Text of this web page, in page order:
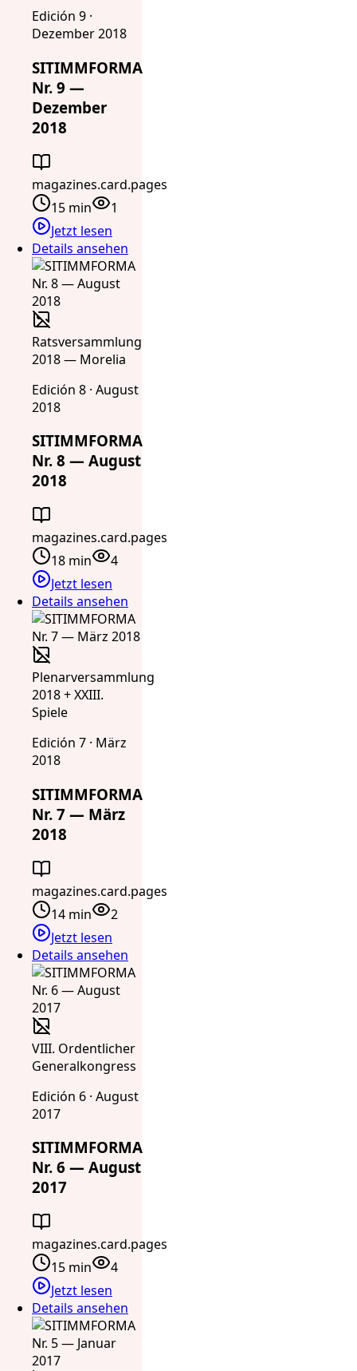
Edición 9 ·
Dezember 2018
SITIMMFORMA
Nr. 9 —
Dezember
2018
magazines.card.pages
15 min
1
Jetzt lesen
Details ansehen
Ratsversammlung
2018 — Morelia
Edición 8 · August
2018
SITIMMFORMA
Nr. 8 — August
2018
magazines.card.pages
18 min
4
Jetzt lesen
Details ansehen
Plenarversammlung
2018 + XXIII.
Spiele
Edición 7 · März
2018
SITIMMFORMA
Nr. 7 — März
2018
magazines.card.pages
14 min
2
Jetzt lesen
Details ansehen
VIII. Ordentlicher
Generalkongress
Edición 6 · August
2017
SITIMMFORMA
Nr. 6 — August
2017
magazines.card.pages
15 min
4
Jetzt lesen
Details ansehen